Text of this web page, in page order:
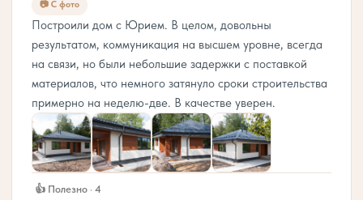
📷 С фото
Построили дом с Юрием. В целом, довольны
результатом, коммуникация на высшем уровне, всегда
на связи, но были небольшие задержки с поставкой
материалов, что немного затянуло сроки строительства
примерно на неделю-две. В качестве уверен.
👍 Полезно · 4